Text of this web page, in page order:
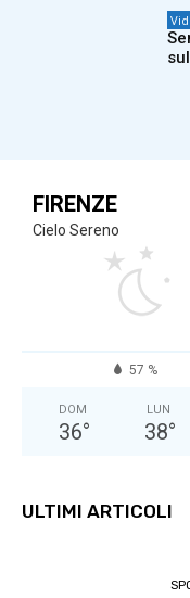
FIRENZE
Cielo Sereno
57 %
DOM
36°
LUN
38°
ULTIMI ARTICOLI